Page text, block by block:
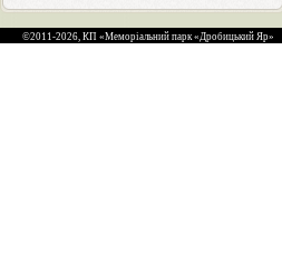
©2011-2026, КП «Меморіальний парк «Дробицький Яр»